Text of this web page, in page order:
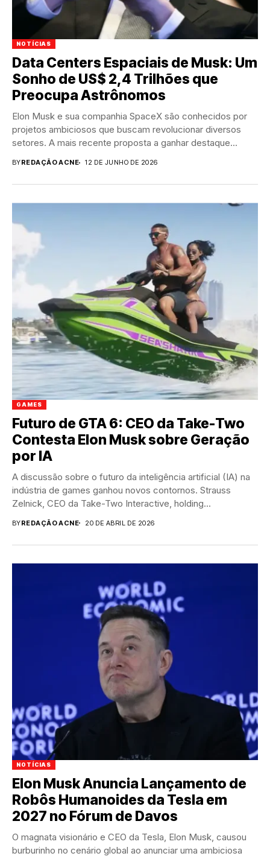
NOTÍCIAS
Data Centers Espaciais de Musk: Um
Sonho de US$ 2,4 Trilhões que
Preocupa Astrônomos
Elon Musk e sua companhia SpaceX são conhecidos por
projetos ambiciosos que buscam revolucionar diversos
setores. A mais recente proposta a ganhar destaque...
BYREDAÇÃO ACNE 12 DE JUNHO DE 2026
GAMES
Futuro de GTA 6: CEO da Take-Two
Contesta Elon Musk sobre Geração
por IA
A discussão sobre o futuro da inteligência artificial (IA) na
indústria de games ganhou novos contornos. Strauss
Zelnick, CEO da Take-Two Interactive, holding...
BYREDAÇÃO ACNE 20 DE ABRIL DE 2026
NOTÍCIAS
Elon Musk Anuncia Lançamento de
Robôs Humanoides da Tesla em
2027 no Fórum de Davos
O magnata visionário e CEO da Tesla, Elon Musk, causou
burburinho no cenário global ao anunciar uma ambiciosa